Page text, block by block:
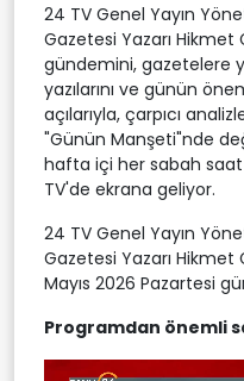
24 TV Genel Yayın
Gazetesi Yazarı
gündemini, gazetelere
yazılarını ve günün
açılarıyla, çarpıcı
"Günün Manşeti"nde
hafta içi her sabah saat
TV'de ekrana geliyor.
24 TV Genel Yayın
Gazetesi Yazarı Hikmet
Mayıs 2026 Pazartesi
Programdan önemli